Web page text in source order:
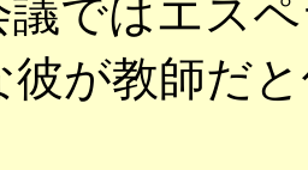
議ではエス
彼が教師だ
な